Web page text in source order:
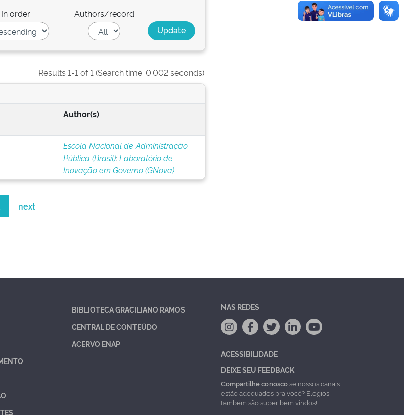
In order Authors/record
Results 1-1 of 1 (Search time: 0.002 seconds).
Author(s)
Escola Nacional de Administração
Pública (Brasil);Laboratório de
Inovação em Governo (GNova)
next
BIBLIOTECA GRACILIANO RAMOS
CENTRAL DE CONTEÚDO
ACERVO ENAP
NAS REDES
ACESSIBILIDADE
DEIXE SEU FEEDBACK
Compartilhe conoscose nossos canais
estão adequados pra você? Elogios
também são super bem vindos!